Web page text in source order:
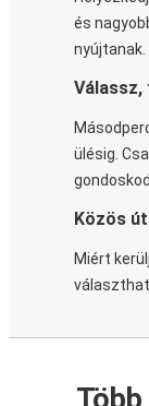
és
nyújtanak.
ülésig.
Közös
Miért